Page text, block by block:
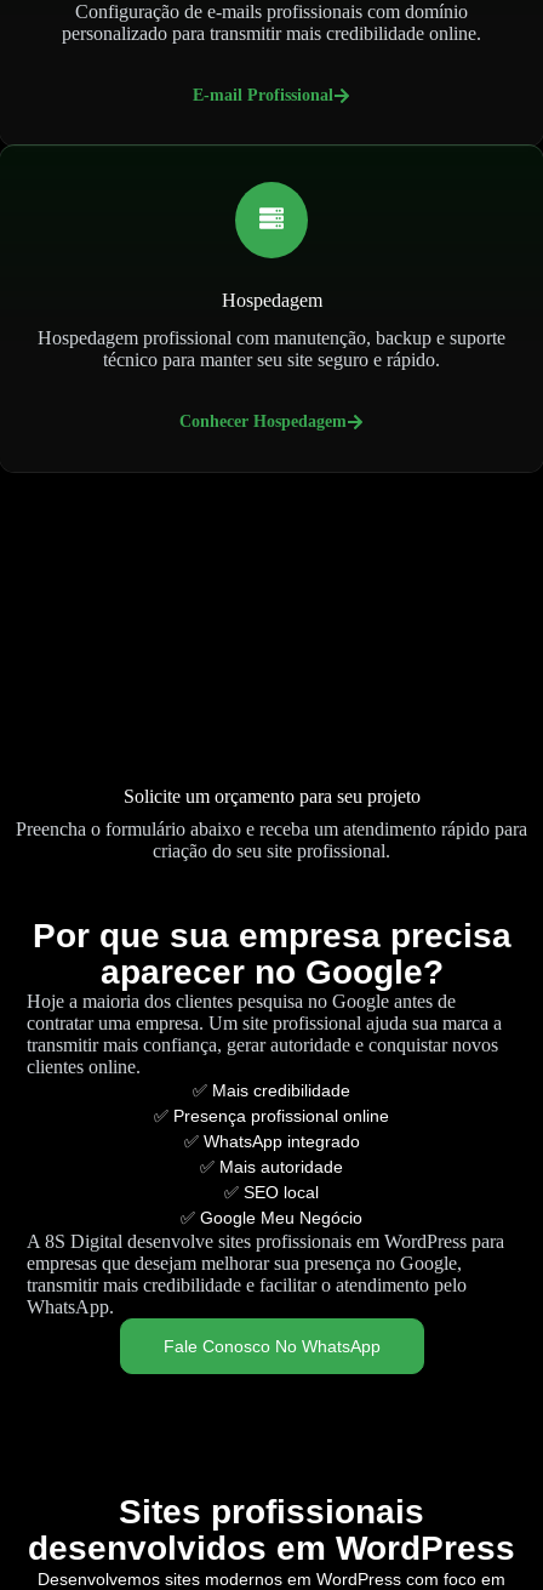
Configuração de e-mails profissionais com domínio
personalizado para transmitir mais credibilidade online.
E-mail Profissional
Hospedagem
Hospedagem profissional com manutenção, backup e suporte
técnico para manter seu site seguro e rápido.
Conhecer Hospedagem
Solicite um orçamento para seu projeto
Preencha o formulário abaixo e receba um atendimento rápido para
criação do seu site profissional.
Por que sua empresa precisa
aparecer no Google?
Hoje a maioria dos clientes pesquisa no Google antes de
contratar uma empresa. Um site profissional ajuda sua marca a
transmitir mais confiança, gerar autoridade e conquistar novos
clientes online.
✅ Mais credibilidade
✅ Presença profissional online
✅ WhatsApp integrado
✅ Mais autoridade
✅ SEO local
✅ Google Meu Negócio
A 8S Digital desenvolve sites profissionais em WordPress para
empresas que desejam melhorar sua presença no Google,
transmitir mais credibilidade e facilitar o atendimento pelo
WhatsApp.
Fale Conosco No WhatsApp
Sites profissionais
desenvolvidos em WordPress
Desenvolvemos sites modernos em WordPress com foco em